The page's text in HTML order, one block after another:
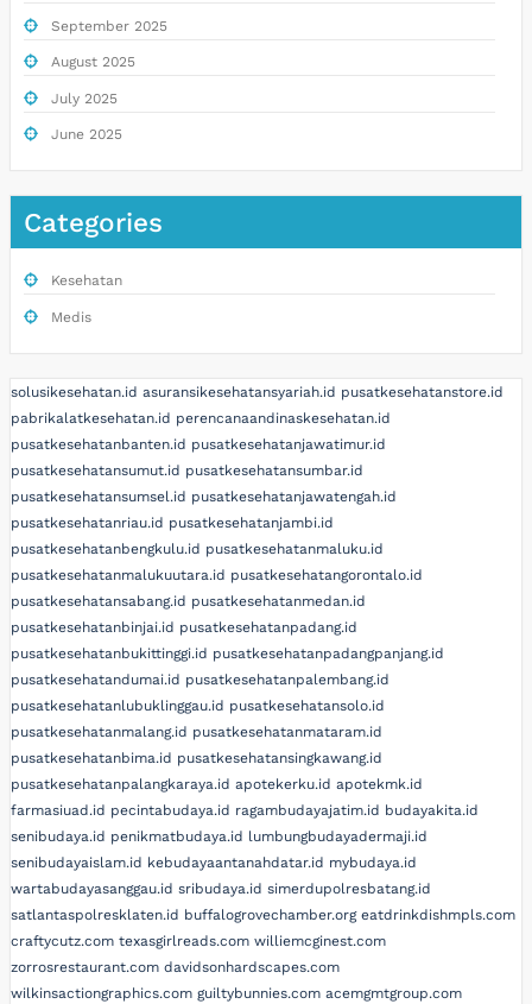
September 2025
August 2025
July 2025
June 2025
Categories
Kesehatan
Medis
solusikesehatan.id asuransikesehatansyariah.id pusatkesehatanstore.id
pabrikalatkesehatan.id perencanaandinaskesehatan.id
pusatkesehatanbanten.id pusatkesehatanjawatimur.id
pusatkesehatansumut.id pusatkesehatansumbar.id
pusatkesehatansumsel.id pusatkesehatanjawatengah.id
pusatkesehatanriau.id pusatkesehatanjambi.id
pusatkesehatanbengkulu.id pusatkesehatanmaluku.id
pusatkesehatanmalukuutara.id pusatkesehatangorontalo.id
pusatkesehatansabang.id pusatkesehatanmedan.id
pusatkesehatanbinjai.id pusatkesehatanpadang.id
pusatkesehatanbukittinggi.id pusatkesehatanpadangpanjang.id
pusatkesehatandumai.id pusatkesehatanpalembang.id
pusatkesehatanlubuklinggau.id pusatkesehatansolo.id
pusatkesehatanmalang.id pusatkesehatanmataram.id
pusatkesehatanbima.id pusatkesehatansingkawang.id
pusatkesehatanpalangkaraya.id apotekerku.id apotekmk.id
farmasiuad.id pecintabudaya.id ragambudayajatim.id budayakita.id
senibudaya.id penikmatbudaya.id lumbungbudayadermaji.id
senibudayaislam.id kebudayaantanahdatar.id mybudaya.id
wartabudayasanggau.id sribudaya.id simerdupolresbatang.id
satlantaspolresklaten.id buffalogrovechamber.org eatdrinkdishmpls.com
craftycutz.com texasgirlreads.com williemcginest.com
zorrosrestaurant.com davidsonhardscapes.com
wilkinsactiongraphics.com guiltybunnies.com acemgmtgroup.com